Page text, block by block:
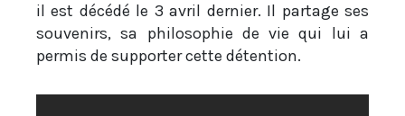
il est décédé le 3 avril dernier. Il partage ses
souvenirs, sa philosophie de vie qui lui a
permis de supporter cette détention.